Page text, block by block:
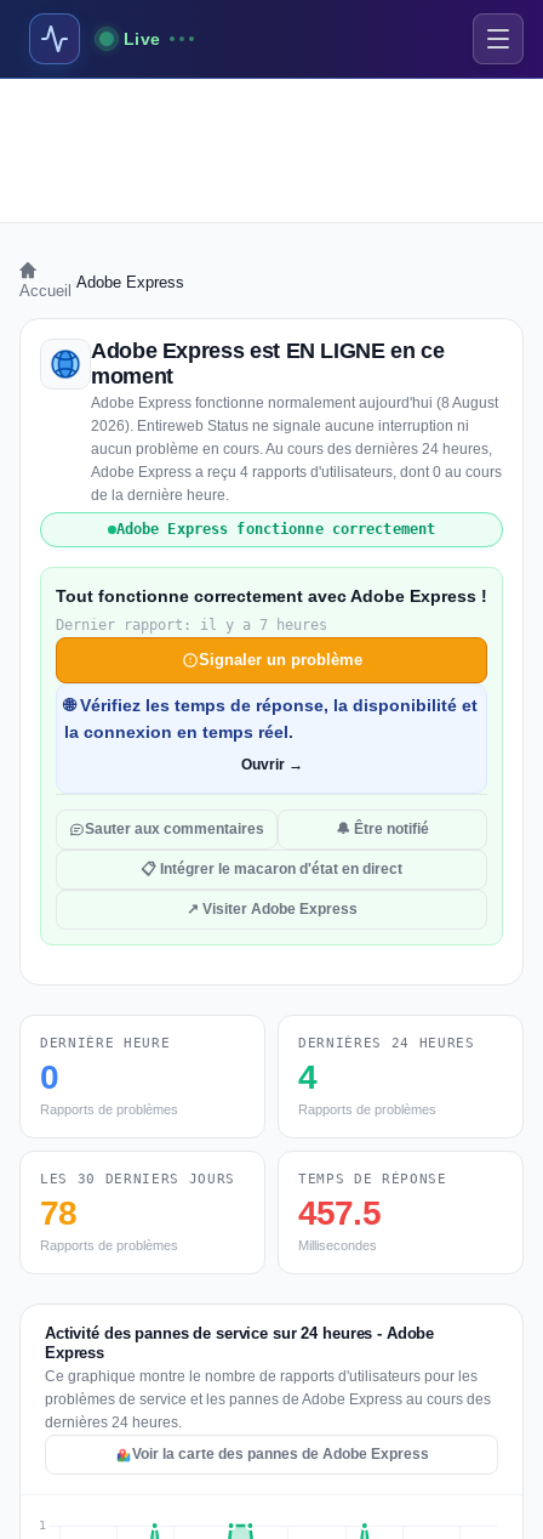
Live
Accueil Adobe Express
Adobe Express est EN LIGNE en ce
moment
Adobe Express fonctionne normalement aujourd'hui (8 August
2026). Entireweb Status ne signale aucune interruption ni
aucun problème en cours. Au cours des dernières 24 heures,
Adobe Express a reçu 4 rapports d'utilisateurs, dont 0 au cours
de la dernière heure.
Adobe Express fonctionne correctement
Tout fonctionne correctement avec Adobe Express !
Dernier rapport: il y a 7 heures
Signaler un problème
🌐 Vérifiez les temps de réponse, la disponibilité et
la connexion en temps réel.
Ouvrir →
Sauter aux commentaires 🔔 Être notifié
📋 Intégrer le macaron d'état en direct
↗ Visiter Adobe Express
DERNIÈRE HEURE
0
Rapports de problèmes
DERNIÈRES 24 HEURES
4
Rapports de problèmes
LES 30 DERNIERS JOURS
78
Rapports de problèmes
TEMPS DE RÉPONSE
457.5
Millisecondes
Activité des pannes de service sur 24 heures - Adobe
Express
Ce graphique montre le nombre de rapports d'utilisateurs pour les
problèmes de service et les pannes de Adobe Express au cours des
dernières 24 heures.
Voir la carte des pannes de Adobe Express